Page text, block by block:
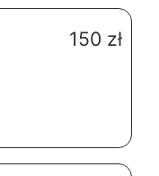
150 zł